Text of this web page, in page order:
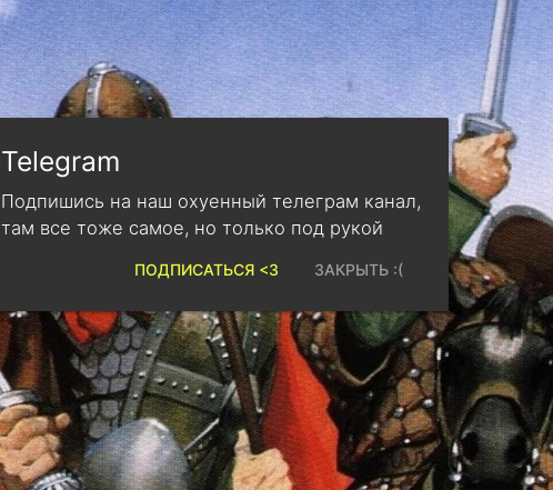
Telegram
Подпишись на наш охуенный телеграм канал,
там все тоже самое, но только под рукой
ЗАКРЫТЬ :(
ПОДПИСАТЬСЯ <3